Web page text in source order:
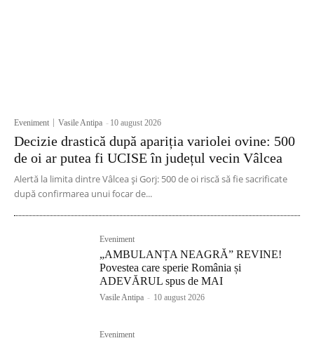
Eveniment Vasile Antipa - 10 august 2026
Decizie drastică după apariția variolei ovine: 500
de oi ar putea fi UCISE în județul vecin Vâlcea
Alertă la limita dintre Vâlcea și Gorj: 500 de oi riscă să fie sacrificate
după confirmarea unui focar de...
Eveniment
„AMBULANȚA NEAGRĂ” REVINE!
Povestea care sperie România și
ADEVĂRUL spus de MAI
Vasile Antipa - 10 august 2026
Eveniment